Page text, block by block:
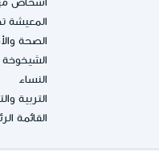
المعيشة
الصحة
الشيخوخة
النساء
التربية
القائمة